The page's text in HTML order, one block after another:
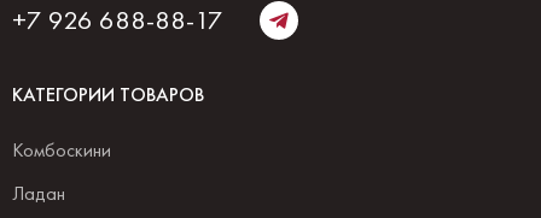
+7 926 688-88-17
КАТЕГОРИИ ТОВАРОВ
Комбоскини
Ладан